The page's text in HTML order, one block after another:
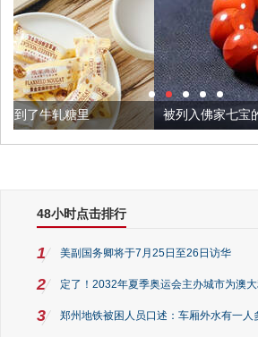
被列入佛家七宝的它到底有多美？
48小时点击排行
1 美副国务卿将于7月25日至26日访华
2 定了！2032年夏季奥运会主办城市为澳
3 郑州地铁被困人员口述：车厢外水有一人